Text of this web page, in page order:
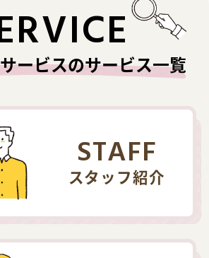
ービスのサービス一覧
STAFF
スタッフ紹介